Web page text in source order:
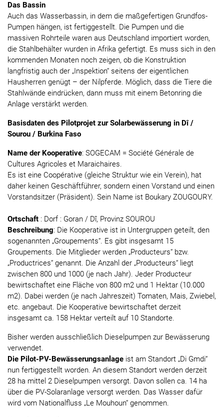
Das Bassin
Auch das Wasserbassin, in dem die maßgefertigen Grundfos-
Pumpen hängen, ist fertiggestellt. Die Pumpen und die
massiven Rohrteile waren aus Deutschland importiert worden,
die Stahlbehälter wurden in Afrika gefertigt. Es muss sich in den
kommenden Monaten noch zeigen, ob die Konstruktion
langfristig auch der „Inspektion“ seitens der eigentlichen
Hausherren genügt – der Nilpferde. Möglich, dass die Tiere die
Stahlwände eindrücken, dann muss mit einem Betonring die
Anlage verstärkt werden.
Basisdaten des Pilotprojet zur Solarbewässerung in Dî /
Sourou / Burkina Faso
Name der Kooperative: SOGECAM = Société Générale de
Cultures Agricoles et Maraichaires.
Es ist eine Coopérative (gleiche Struktur wie ein Verein), hat
daher keinen Geschäftführer, sondern einen Vorstand und einen
Vorstandsitzer (Präsident). Sein Name ist Boukary ZOUGOURY.
Ortschaft : Dorf : Goran / Dî, Provinz SOUROU
Beschreibung: Die Kooperative ist in Untergruppen geteilt, den
sogenannten „Groupements“. Es gibt insgesamt 15
Groupements. Die Mitglieder werden „Producteurs“ bzw.
„Productrices“ genannt. Die Anzahl der „Producteurs“ liegt
zwischen 800 und 1000 (je nach Jahr). Jeder Producteur
bewirtschaftet eine Fläche von 800 m2 und 1 Hektar (10.000
m2). Dabei werden (je nach Jahreszeit) Tomaten, Mais, Zwiebel,
etc. angebaut. Die Kooperative bewirtschaftet derzeit
insgesamt ca. 158 Hektar verteilt auf 10 Standorte.
Bisher werden ausschließlich Dieselpumpen zur Bewässerung
verwendet.
Die Pilot-PV-Bewässerungsanlage ist am Standort „Di Gmdi“
nun fertiggestellt worden. An diesem Standort werden derzeit
28 ha mittel 2 Dieselpumpen versorgt. Davon sollen ca. 14 ha
über die PV-Solaranlage versorgt werden. Das Wasser dafür
wird vom Nationalfluss „Le Mouhoun“ genommen.